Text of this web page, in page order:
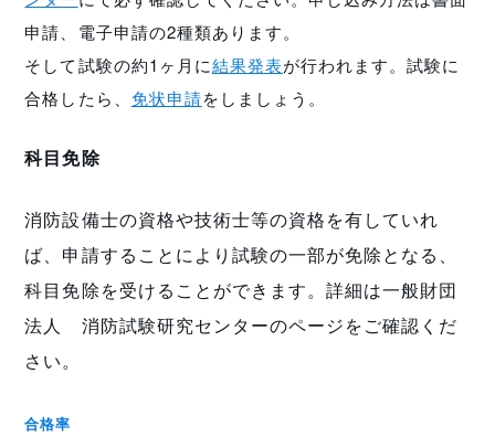
申請、電子申請の2種類あります。
そして試験の約1ヶ月に結果発表が行われます。試験に
合格したら、 免状申請をしましょう。
科目免除
消防設備士の資格や技術士等の資格を有していれ
ば、申請することにより試験の一部が免除となる、
科目免除を受けることができます。詳細は一般財団
法人 消防試験研究センターのページをご確認くだ
さい。
合格率